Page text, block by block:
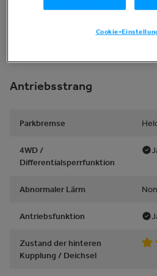
funktionieren / Anzeigen
Antriebsstrang
Parkbremse
4WD /
Differentialsperrfunktion
Abnormaler Lärm
Antriebsfunktion
Zustand der hinteren
Kupplung / Deichsel
Cookie-